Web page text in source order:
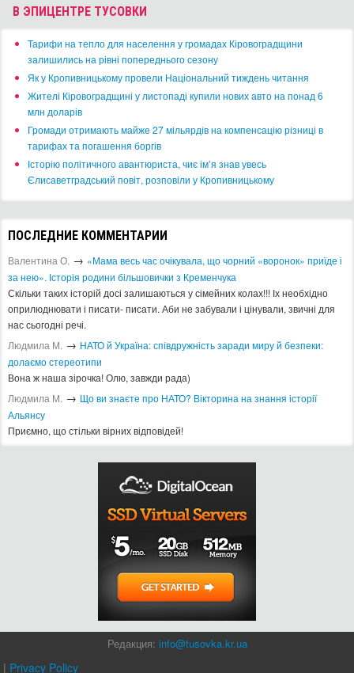
В ЭПИЦЕНТРЕ ТУСОВКИ
​Тарифи на тепло для населення у громадах Кіровоградщини
залишились на рівні попереднього сезону
​Як у Кропивницькому провели Національний тиждень читання
​Жителі Кіровоградщині у листопаді купили нових авто на понад 6
млн доларів
​Громади отримають майже 27 мільярдів на компенсацію різниці в
тарифах та погашення боргів
Історію політичного авантюриста, чиє ім’я знав увесь
Єлисаветградський повіт, розповіли у Кропивницькому
ПОСЛЕДНИЕ КОММЕНТАРИИ
Валентина О. → «Мама весь час очікувала, що чорний «воронок» приїде і
за нею». Історія родини більшовички з Кременчука
Скільки таких історій досі залишаються у сімейних колах!!! Іх необхідно
оприлюднювати і писати- писати. Аби не забували і цінували, звичні для
нас сьогодні речі.
Людмила М. → ​НАТО й Україна: співдружність заради миру й безпеки:
долаємо стереотипи
Вона ж наша зірочка! Олю, завжди рада)
Людмила М. → Що ви знаєте про НАТО? Вікторина на знання історії
Альянсу ​
Приємно, що стільки вірних відповідей!
Редакция: info@tusovka.kr.ua
| Privacy Policy